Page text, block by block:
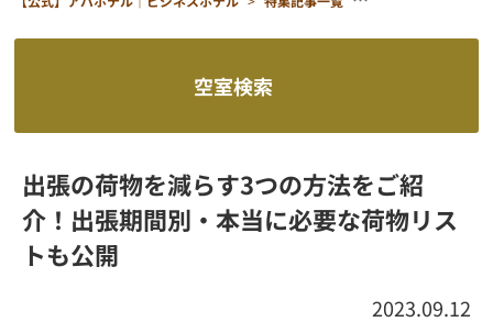
空室検索
出張の荷物を減らす3つの方法をご紹
介！出張期間別・本当に必要な荷物リス
トも公開
2023.09.12